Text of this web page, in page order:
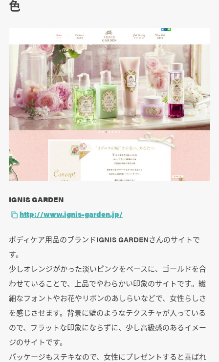
色
IGNIS GARDEN
http://www.ignis-garden.jp/
ボディケア用品のブランドIGNIS GARDENさんのサイトで
す。
少しオレンジがかった淡いピンクをベースに、ゴールドを合
わせていることで、上品でやわらかい印象のサイトです。繊
細なフォントやお花やリボンのあしらいなどで、女性らしさ
を感じさせます。背景に壁のようなテクスチャが入っている
ので、フラットな印象にならずに、少し高級感のあるイメー
ジのサイトです。
パッケージもステキなので、女性にプレゼントすると喜ばれ